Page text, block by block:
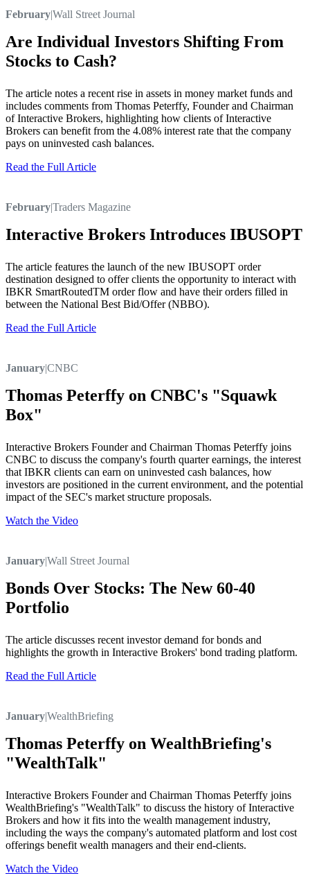
February|Wall Street Journal
Are Individual Investors Shifting From
Stocks to Cash?
The article notes a recent rise in assets in money market funds and
includes comments from Thomas Peterffy, Founder and Chairman
of Interactive Brokers, highlighting how clients of Interactive
Brokers can benefit from the 4.08% interest rate that the company
pays on uninvested cash balances.
Read the Full Article
February|Traders Magazine
Interactive Brokers Introduces IBUSOPT
The article features the launch of the new IBUSOPT order
destination designed to offer clients the opportunity to interact with
IBKR SmartRoutedTM order flow and have their orders filled in
between the National Best Bid/Offer (NBBO).
Read the Full Article
January|CNBC
Thomas Peterffy on CNBC's "Squawk
Box"
Interactive Brokers Founder and Chairman Thomas Peterffy joins
CNBC to discuss the company's fourth quarter earnings, the interest
that IBKR clients can earn on uninvested cash balances, how
investors are positioned in the current environment, and the potential
impact of the SEC's market structure proposals.
Watch the Video
January|Wall Street Journal
Bonds Over Stocks: The New 60-40
Portfolio
The article discusses recent investor demand for bonds and
highlights the growth in Interactive Brokers' bond trading platform.
Read the Full Article
January|WealthBriefing
Thomas Peterffy on WealthBriefing's
"WealthTalk"
Interactive Brokers Founder and Chairman Thomas Peterffy joins
WealthBriefing's "WealthTalk" to discuss the history of Interactive
Brokers and how it fits into the wealth management industry,
including the ways the company's automated platform and lost cost
offerings benefit wealth managers and their end-clients.
Watch the Video